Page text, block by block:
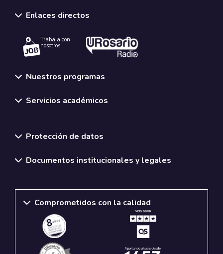
Enlaces directos
Trabaja con
nosotros.
Nuestros programas
Servicios académicos
Protección de datos
Documentos institucionales y legales
Comprometidos con la calidad